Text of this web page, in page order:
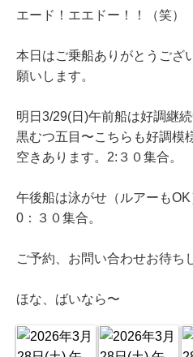
エード！エエドー！！（笑）
本日はご乗船ありがとうござ
願いします。
明日3/29(日)午前船は好調継
黒むつ五目〜こちらも好調模
空きあります。2:３０集合。
午後船は泳がせ（ルアーも
0：３０集合。
ご予約、お問い合わせお待ち
ほな、ばいなら〜